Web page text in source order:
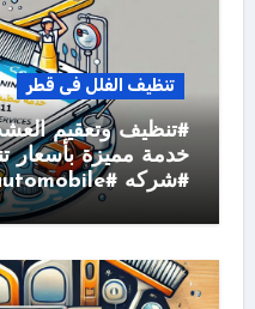
تنظيف الفلل فى قطر
#تنظيف وتعقيم
#شركه #cleaning #automobile